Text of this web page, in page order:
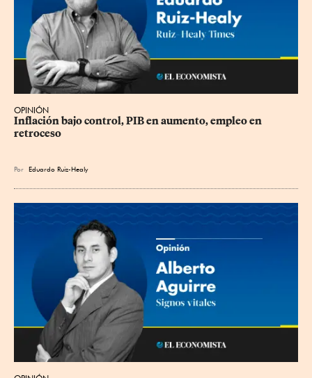
OPINIÓN
Inflación bajo control, PIB en aumento, empleo en
retroceso
Por Eduardo Ruiz-Healy